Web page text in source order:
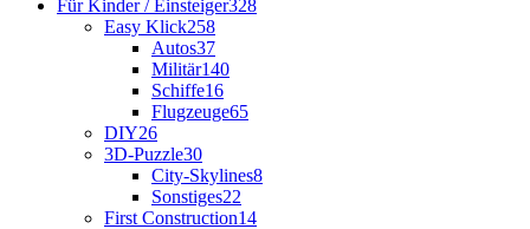
Für Kinder / Einsteiger328
Easy Klick258
Autos37
Militär140
Schiffe16
Flugzeuge65
DIY26
3D-Puzzle30
City-Skylines8
Sonstiges22
First Construction14